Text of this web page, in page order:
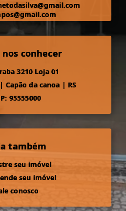
conhecer
3210 Loja 01
| Capão da canoa | RS
95555000
também
seu imóvel
seu imóvel
conosco